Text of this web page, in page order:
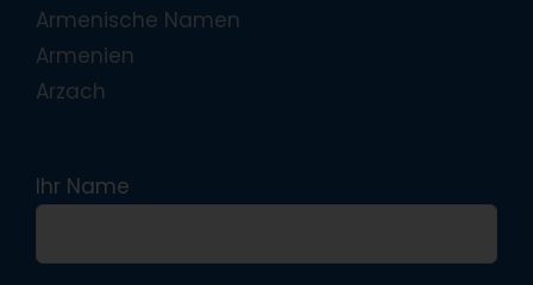
Armenische Namen
Armenien
Arzach
Ihr Name